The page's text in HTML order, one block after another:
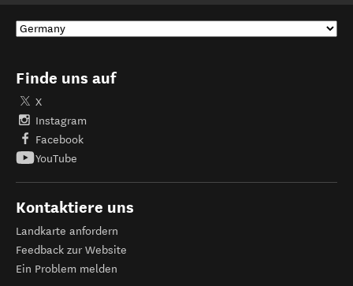
Finde uns auf
X
Instagram
Facebook
YouTube
Kontaktiere uns
Landkarte anfordern
Feedback zur Website
Ein Problem melden